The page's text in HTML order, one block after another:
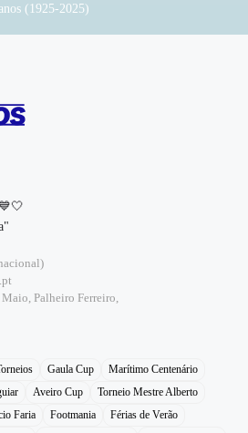
(1925-2025)
Palheiro Ferreiro,
Gaula Cup
Marítimo Centenário
Aveiro Cup
Torneio Mestre Alberto
Faria Footmania
Férias de Verão